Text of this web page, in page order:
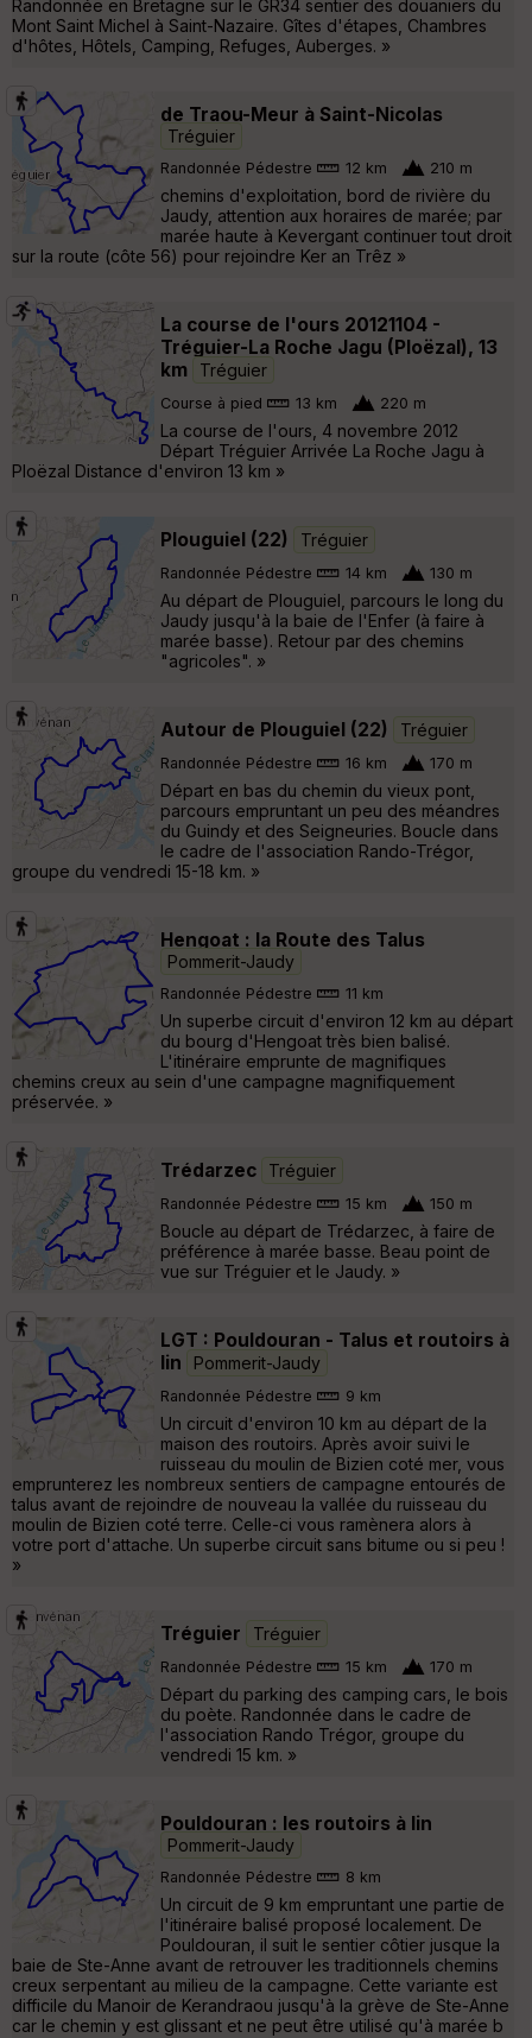
Randonnée en Bretagne sur le GR34 sentier des douaniers du
Mont Saint Michel à Saint-Nazaire. Gîtes d'étapes, Chambres
d'hôtes, Hôtels, Camping, Refuges, Auberges. »
de Traou-Meur à Saint-Nicolas
Tréguier
Randonnée Pédestre 12 km 210 m
chemins d'exploitation, bord de rivière du
Jaudy, attention aux horaires de marée; par
marée haute à Kevergant continuer tout droit
sur la route (côte 56) pour rejoindre Ker an Trêz »
La course de l'ours 20121104 -
Tréguier-La Roche Jagu (Ploëzal), 13
km
Tréguier
Course à pied 13 km 220 m
La course de l'ours, 4 novembre 2012
Départ Tréguier Arrivée La Roche Jagu à
Ploëzal Distance d'environ 13 km »
Plouguiel (22) Tréguier
Randonnée Pédestre 14 km 130 m
Au départ de Plouguiel, parcours le long du
Jaudy jusqu'à la baie de l'Enfer (à faire à
marée basse). Retour par des chemins
"agricoles". »
Autour de Plouguiel (22) Tréguier
Randonnée Pédestre 16 km 170 m
Départ en bas du chemin du vieux pont,
parcours empruntant un peu des méandres
du Guindy et des Seigneuries. Boucle dans
le cadre de l'association Rando-Trégor,
groupe du vendredi 15-18 km. »
Hengoat : la Route des Talus
Pommerit-Jaudy
Randonnée Pédestre 11 km
Un superbe circuit d'environ 12 km au départ
du bourg d'Hengoat très bien balisé.
L'itinéraire emprunte de magnifiques
chemins creux au sein d'une campagne magnifiquement
préservée. »
Trédarzec Tréguier
Randonnée Pédestre 15 km 150 m
Boucle au départ de Trédarzec, à faire de
préférence à marée basse. Beau point de
vue sur Tréguier et le Jaudy. »
LGT : Pouldouran - Talus et routoirs à
lin
Pommerit-Jaudy
Randonnée Pédestre 9 km
Un circuit d'environ 10 km au départ de la
maison des routoirs. Après avoir suivi le
ruisseau du moulin de Bizien coté mer, vous
emprunterez les nombreux sentiers de campagne entourés de
talus avant de rejoindre de nouveau la vallée du ruisseau du
moulin de Bizien coté terre. Celle-ci vous ramènera alors à
votre port d'attache. Un superbe circuit sans bitume ou si peu !
»
Tréguier Tréguier
Randonnée Pédestre 15 km 170 m
Départ du parking des camping cars, le bois
du poète. Randonnée dans le cadre de
l'association Rando Trégor, groupe du
vendredi 15 km. »
Pouldouran : les routoirs à lin
Pommerit-Jaudy
Randonnée Pédestre 8 km
Un circuit de 9 km empruntant une partie de
l'itinéraire balisé proposé localement. De
Pouldouran, il suit le sentier côtier jusque la
baie de Ste-Anne avant de retrouver les traditionnels chemins
creux serpentant au milieu de la campagne. Cette variante est
difficile du Manoir de Kerandraou jusqu'à la grève de Ste-Anne
car le chemin y est glissant et ne peut être utilisé qu'à marée b